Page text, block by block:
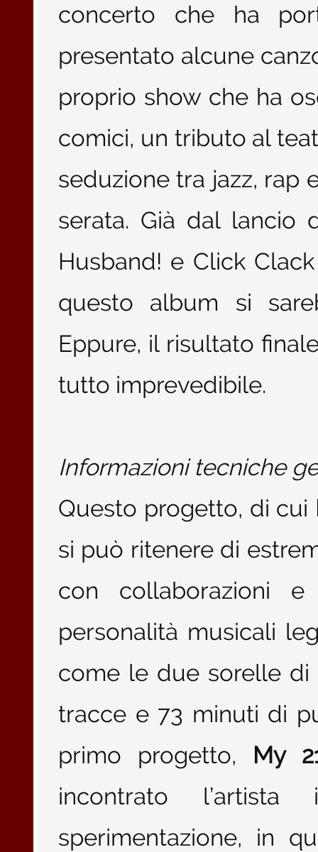
concerto che ha
presentato alcune
proprio show che ha
comici, un tributo al
seduzione tra jazz, rap
serata. Già dal lancio
Husband! e Click
questo album si
Eppure, il risultato
tutto imprevedibile.
Informazioni tecniche
Questo progetto, di cui
si può ritenere di
con collaborazioni
personalità musicali
come le due sorelle di
tracce e 73 minuti di
primo progetto, My
incontrato
sperimentazione, in